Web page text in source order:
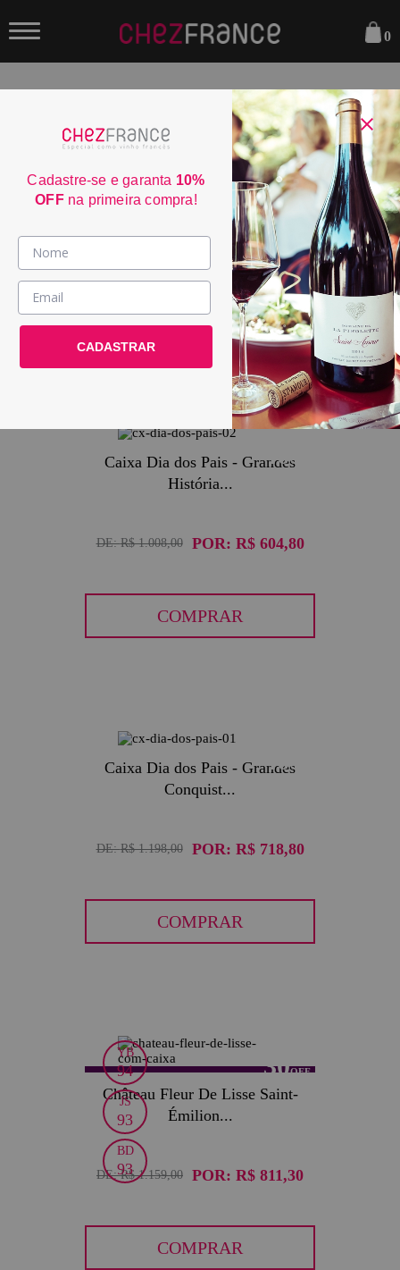
Vinhos >
País / Região >
Le Club >
0
— DIA DOS PAIS —
PARA QUEM ENSINOU OS
MELHORES VALORES
Bordeaux, Châteauneuf-du-Pape, Borgonha e Provence:
uma seleção especial com alguns dos mais prestigiados terroirs da
França para celebrar grandes histórias e momentos inesquecíveis.
Garanta seus rótulos com 30% na compra unitária ou 40% na
compra das caixas.
40
Caixa Dia dos Pais - Grandes
História...
DE:R$ 1.008,00 POR: R$ 604,80
COMPRAR
40
Caixa Dia dos Pais - Grandes
Conquist...
DE:R$ 1.198,00 POR: R$ 718,80
COMPRAR
30
YB
94
JS
93
BD
93
Château Fleur De Lisse Saint-
Émilion...
DE:R$ 1.159,00 POR: R$ 811,30
COMPRAR
Cadastre-se e garanta 10%
OFFna primeira compra!
CADASTRAR